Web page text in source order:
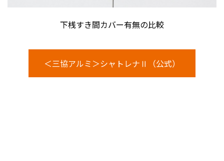
下桟すき間カバー有無の比較
＜三協アルミ＞シャトレナⅡ（公式）